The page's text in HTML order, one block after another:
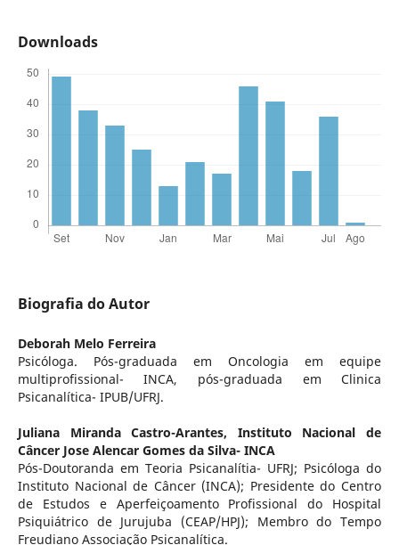
Downloads
Biografia do Autor
Deborah Melo Ferreira
Psicóloga. Pós-graduada em Oncologia em equipe
multiprofissional- INCA, pós-graduada em Clinica
Psicanalítica- IPUB/UFRJ.
Juliana Miranda Castro-Arantes, Instituto Nacional de
Câncer Jose Alencar Gomes da Silva- INCA
Pós-Doutoranda em Teoria Psicanalítia- UFRJ; Psicóloga do
Instituto Nacional de Câncer (INCA); Presidente do Centro
de Estudos e Aperfeiçoamento Profissional do Hospital
Psiquiátrico de Jurujuba (CEAP/HPJ); Membro do Tempo
Freudiano Associação Psicanalítica.